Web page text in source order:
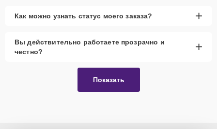
Как можно узнать статус моего заказа? +
Вы действительно работаете прозрачно и
честно?
+
Показать